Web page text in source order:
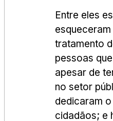
Entre eles
tratamento
pessoas
apesar de
no setor
dedicaram
cidadãos; e